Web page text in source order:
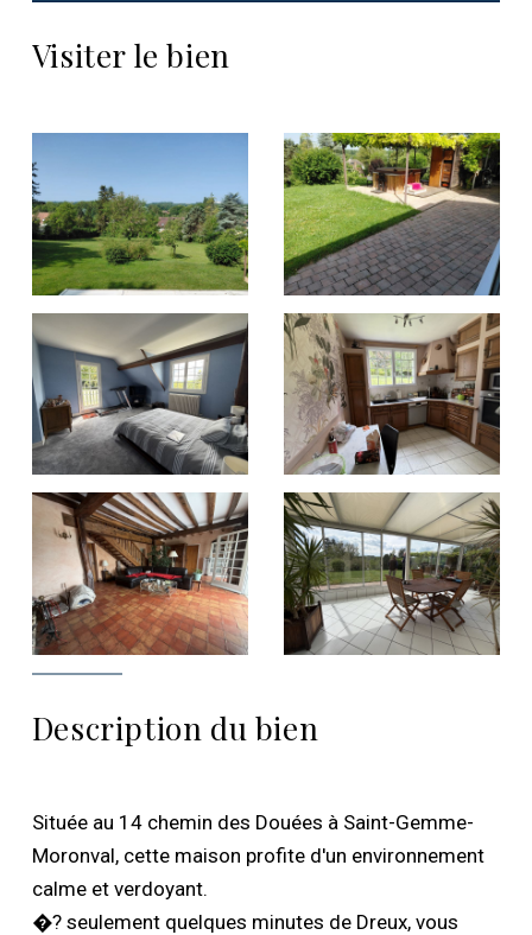
Visiter le bien
Description du bien
Située au 14 chemin des Douées à Saint-Gemme-
Moronval, cette maison profite d'un environnement
calme et verdoyant.
�? seulement quelques minutes de Dreux, vous